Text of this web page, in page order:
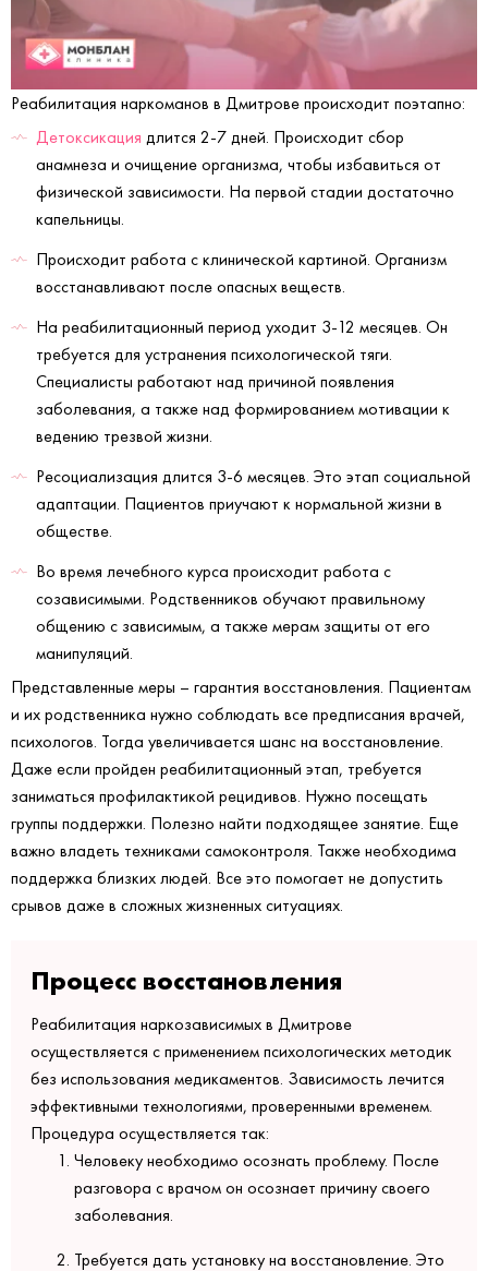
Реабилитация наркоманов в Дмитрове происходит поэтапно:
Детоксикация длится 2-7 дней. Происходит сбор
анамнеза и очищение организма, чтобы избавиться от
физической зависимости. На первой стадии достаточно
капельницы.
Происходит работа с клинической картиной. Организм
восстанавливают после опасных веществ.
На реабилитационный период уходит 3-12 месяцев. Он
требуется для устранения психологической тяги.
Специалисты работают над причиной появления
заболевания, а также над формированием мотивации к
ведению трезвой жизни.
Ресоциализация длится 3-6 месяцев. Это этап социальной
адаптации. Пациентов приучают к нормальной жизни в
обществе.
Во время лечебного курса происходит работа с
созависимыми. Родственников обучают правильному
общению с зависимым, а также мерам защиты от его
манипуляций.
Представленные меры – гарантия восстановления. Пациентам
и их родственника нужно соблюдать все предписания врачей,
психологов. Тогда увеличивается шанс на восстановление.
Даже если пройден реабилитационный этап, требуется
заниматься профилактикой рецидивов. Нужно посещать
группы поддержки. Полезно найти подходящее занятие. Еще
важно владеть техниками самоконтроля. Также необходима
поддержка близких людей. Все это помогает не допустить
срывов даже в сложных жизненных ситуациях.
Процесс восстановления
Реабилитация наркозависимых в Дмитрове
осуществляется с применением психологических методик
без использования медикаментов. Зависимость лечится
эффективными технологиями, проверенными временем.
Процедура осуществляется так:
Человеку необходимо осознать проблему. После
разговора с врачом он осознает причину своего
заболевания.
Требуется дать установку на восстановление. Это